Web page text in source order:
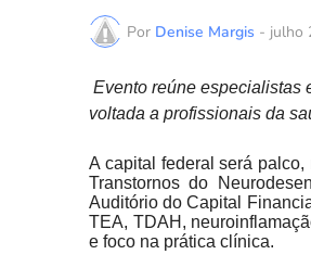
Por Denise Margis - julho
Evento reúne especialistas
voltada a profissionais da
A capital federal será
Transtornos do
Auditório do Capital
TEA, TDAH,
e foco na prática clínica.